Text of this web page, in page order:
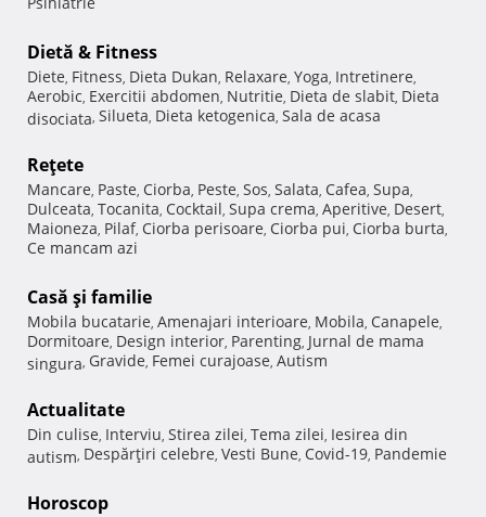
Dietă & Fitness
Diete, Fitness, Dieta Dukan, Relaxare, Yoga, Intretinere,
Aerobic, Exercitii abdomen, Nutritie, Dieta de slabit, Dieta
disociata, Silueta, Dieta ketogenica, Sala de acasa
Reţete
Mancare, Paste, Ciorba, Peste, Sos, Salata, Cafea, Supa,
Dulceata, Tocanita, Cocktail, Supa crema, Aperitive, Desert,
Maioneza, Pilaf, Ciorba perisoare, Ciorba pui, Ciorba burta,
Ce mancam azi
Casă şi familie
Mobila bucatarie, Amenajari interioare, Mobila, Canapele,
Dormitoare, Design interior, Parenting, Jurnal de mama
singura, Gravide, Femei curajoase, Autism
Actualitate
Din culise, Interviu, Stirea zilei, Tema zilei, Iesirea din
autism, Despărţiri celebre, Vesti Bune, Covid-19, Pandemie
Horoscop